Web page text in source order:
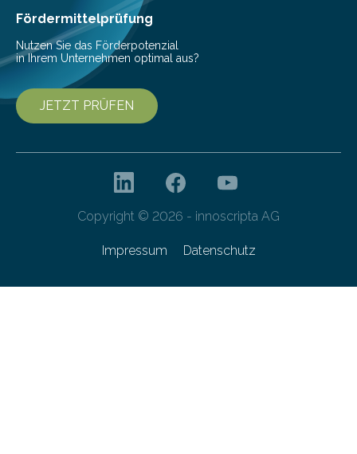
bis 16:00 Uhr, ein virtuelles Partnering Event zum
Forschungsprogramm „Datenrekonstruktion…
Fördermittelprüfung
Nutzen Sie das Förderpotenzial
in Ihrem Unternehmen optimal aus?
JETZT PRÜFEN
Copyright © 2026 - innoscripta AG
Impressum Datenschutz